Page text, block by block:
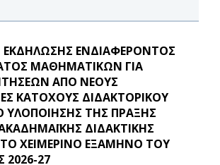
ΕΝΔΙΑΦΕΡΟΝΤΟΣ
ΜΑΘΗΜΑΤΙΚΩΝ ΓΙΑ
ΑΠΟ ΝΕΟΥΣ
ΚΑΤΟΧΟΥΣ ΔΙΔΑΚΤΟΡΙΚΟΥ
ΥΛΟΠΟΙΗΣΗΣ ΤΗΣ ΠΡΑΞΗΣ
ΔΙΔΑΚΤΙΚΗΣ
ΧΕΙΜΕΡΙΝΟ ΕΞΑΜΗΝΟ ΤΟΥ
2026-27